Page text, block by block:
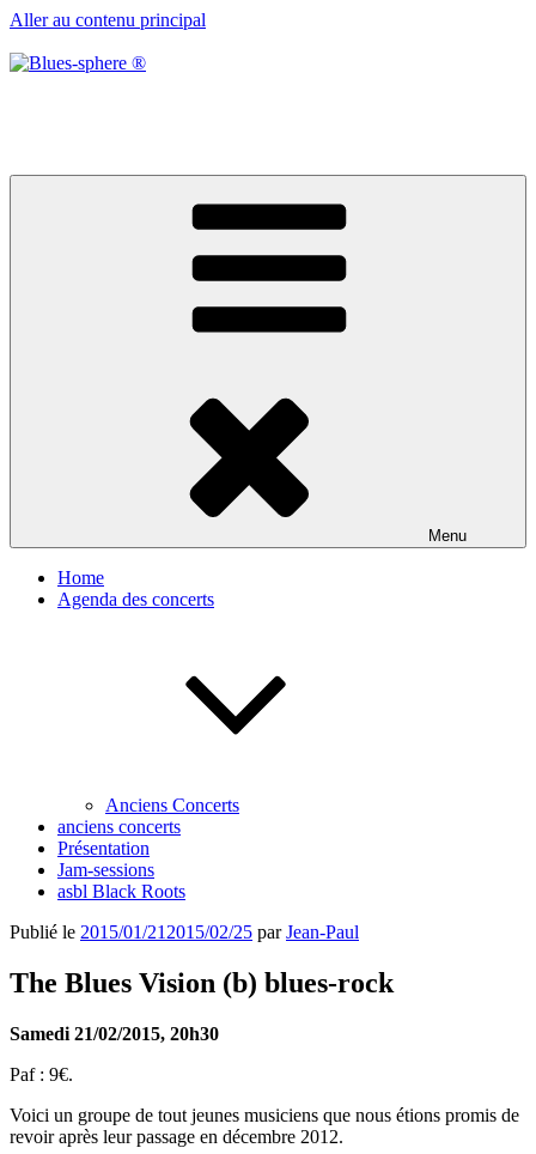
Aller au contenu principal
Menu
Home
Agenda des concerts
Anciens Concerts
anciens concerts
Présentation
Jam-sessions
asbl Black Roots
Publié le 2015/01/21 2015/02/25 parJean-Paul
The Blues Vision (b) blues-rock
Samedi 21/02/2015, 20h30
Paf : 9€.
Voici un groupe de tout jeunes musiciens que nous étions promis de
revoir après leur passage en décembre 2012.